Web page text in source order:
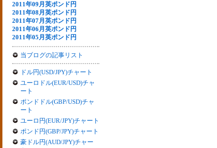
2011年09月英ポンド円
2011年08月英ポンド円
2011年07月英ポンド円
2011年06月英ポンド円
2011年05月英ポンド円
当ブログの記事リスト
ドル円(USD/JPY)チャート
ユーロドル(EUR/USD)チャ
ート
ポンドドル(GBP/USD)チャ
ート
ユーロ円(EUR/JPY)チャート
ポンド円(GBP/JPY)チャート
豪ドル円(AUD/JPY)チャー